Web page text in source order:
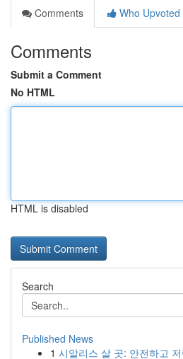
Comments
Who Upvoted
Comments
Submit a Comment
No HTML
HTML is disabled
Search
Published News
1 시알리스 살 곳: 안전하고